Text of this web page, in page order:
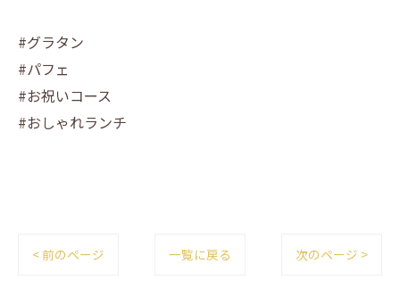
#グラタン
#パフェ
#お祝いコース
#おしゃれランチ
< 前のページ 一覧に戻る 次のページ >